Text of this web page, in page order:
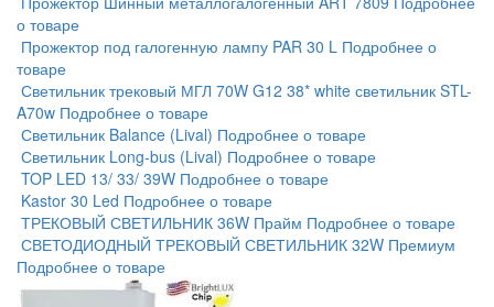
о товаре
Прожектор под галогенную лампу PAR 30 L Подробнее о
товаре
Светильник трековый МГЛ 70W G12 38* white светильник STL-
A70w Подробнее о товаре
Светильник Balance (Lival) Подробнее о товаре
Светильник Long-bus (Lival) Подробнее о товаре
TOP LED 13/ 33/ 39W Подробнее о товаре
Kastor 30 Led Подробнее о товаре
ТРЕКОВЫЙ СВЕТИЛЬНИК 36W Прайм Подробнее о товаре
СВЕТОДИОДНЫЙ ТРЕКОВЫЙ СВЕТИЛЬНИК 32W Премиум
Подробнее о товаре